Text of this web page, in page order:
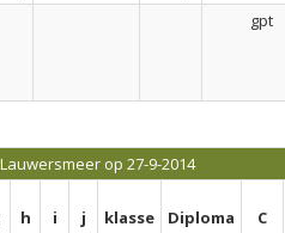
gpt
op 27-9-2014
h i j klasse Diploma C